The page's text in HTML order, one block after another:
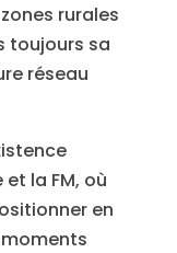
rurales
toujours sa
réseau
la FM, où
en